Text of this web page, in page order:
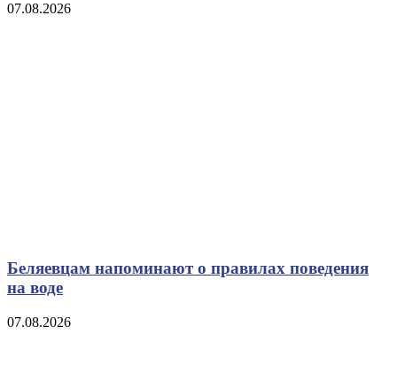
07.08.2026
Беляевцам напоминают о правилах поведения
на воде
07.08.2026